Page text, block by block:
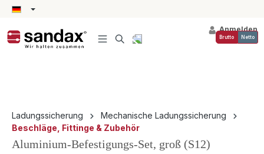
springen
Anmelden
Brutto Netto
Ladungssicherung
Mechanische Ladungssicherung
Beschläge, Fittinge & Zubehör
Aluminium-Befestigungs-Set, groß (S12)